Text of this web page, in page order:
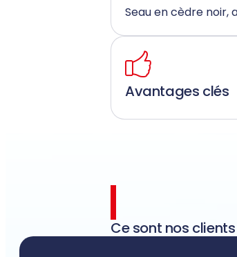
Seau en cèdre noir,
Avantages clés
Ce sont nos